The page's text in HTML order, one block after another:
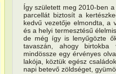
Így született meg 2010-ben a
parcellát biztosít a
kedvű vezetője elmondta, a
és a helyi termesztésű
de még így is lenyűgözte
tavaszán, ahogy
mindössze egy érvényes
lakója, köztük egész
napi betevő zöldséget,